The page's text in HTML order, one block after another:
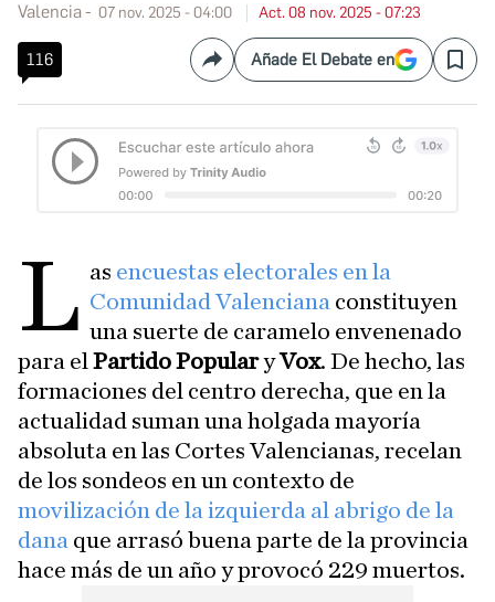
Valencia 07 nov. 2025 - 04:00 Act. 08 nov. 2025 - 07:23
116 CompartirAñade El Debate en Save
L as encuestas electorales en la
Comunidad Valenciana constituyen
una suerte de caramelo envenenado
para el Partido PopularyVox. De hecho, las
formaciones del centro derecha, que en la
actualidad suman una holgada mayoría
absoluta en las Cortes Valencianas, recelan
de los sondeos en un contexto de
movilización de la izquierda al abrigo de la
dana que arrasó buena parte de la provincia
hace más de un año y provocó 229 muertos.